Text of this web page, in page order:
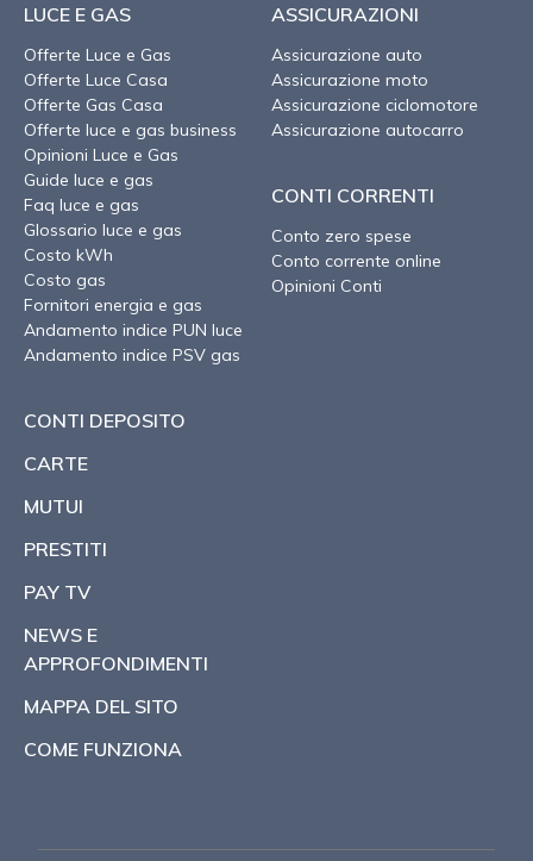
LUCE E GAS
Offerte Luce e Gas
Offerte Luce Casa
Offerte Gas Casa
Offerte luce e gas business
Opinioni Luce e Gas
Guide luce e gas
Faq luce e gas
Glossario luce e gas
Costo kWh
Costo gas
Fornitori energia e gas
Andamento indice PUN luce
Andamento indice PSV gas
ASSICURAZIONI
Assicurazione auto
Assicurazione moto
Assicurazione ciclomotore
Assicurazione autocarro
CONTI CORRENTI
Conto zero spese
Conto corrente online
Opinioni Conti
CONTI DEPOSITO
CARTE
MUTUI
PRESTITI
PAY TV
NEWS E
APPROFONDIMENTI
MAPPA DEL SITO
COME FUNZIONA